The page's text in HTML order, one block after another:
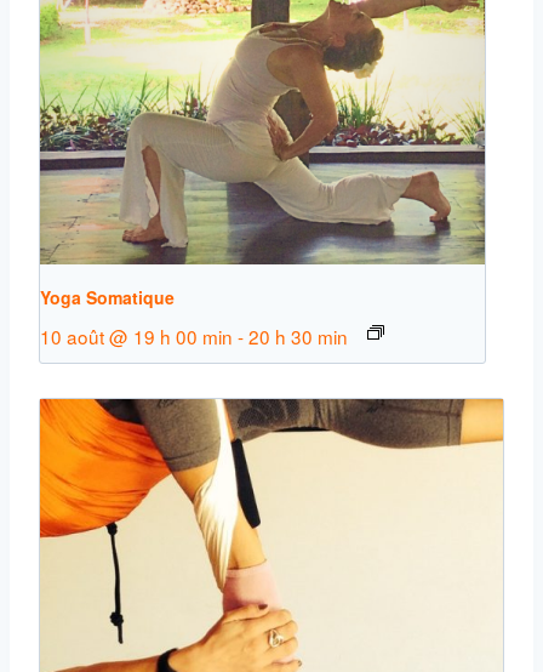
Yoga Somatique
10 août @ 19 h 00 min -20 h 30 min